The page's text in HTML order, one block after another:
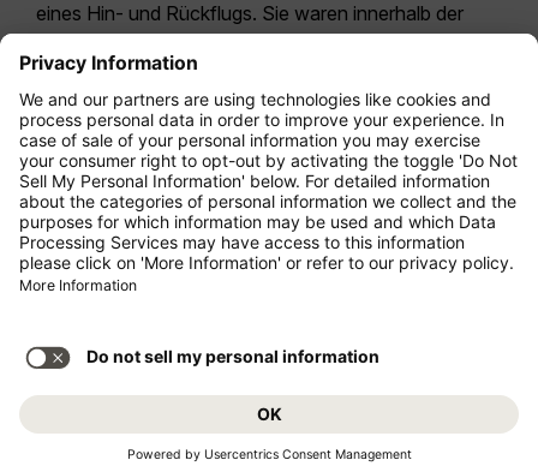
eines Hin- und Rückflugs. Sie waren innerhalb der
möglicherweise nicht mehr aktuell. Bei den für die
Economy Class angegebenen Tarifen handelt es
sich i.d.R. um Economy Zero, unsere restriktivste
Tarifoption. Es können hierfür zusätzliche Gebühren
fürAufgabegepäckoder für andere optionale
Leistungen anfallen. Es gelten dieAllgemeinen
Geschäftsbedingungen .